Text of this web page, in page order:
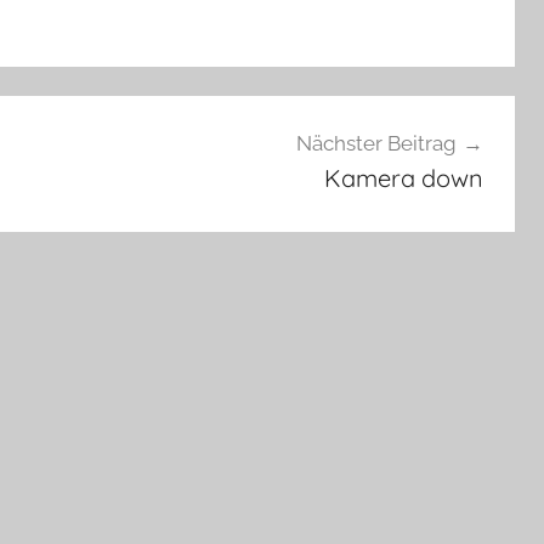
Nächster Beitrag
Kamera down